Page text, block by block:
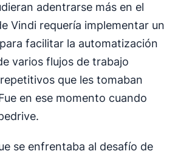
adentrarse más en el
Vindi requería implementar un
facilitar la automatización
varios flujos de trabajo
que les tomaban
en ese momento cuando
se enfrentaba al desafío de